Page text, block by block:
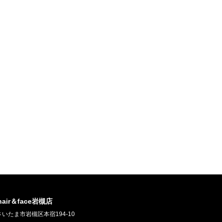
＆face岩槻店
いたま市岩槻区本宿194-10